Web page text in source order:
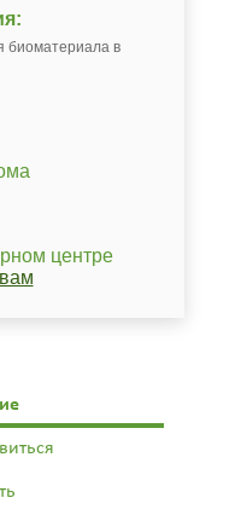
биоматериала в
центре